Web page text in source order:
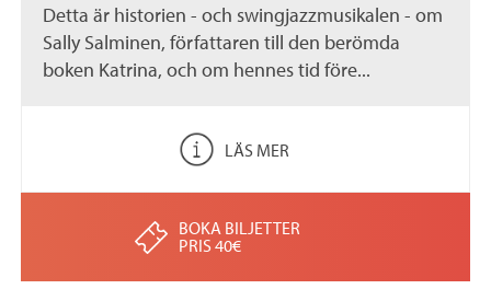
Detta är historien - och swingjazzmusikalen - om
Sally Salminen, författaren till den berömda
boken Katrina, och om hennes tid före...
LÄS MER
BOKA BILJETTER
PRIS 40€